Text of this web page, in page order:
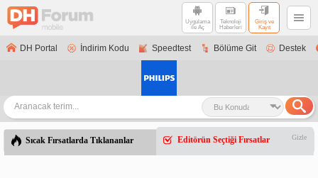
Uygulama
ile Aç
Teknoloji
Haberleri
Giriş ve
Kayıt
DH Portal İndirim Kodu Speedtest Bölüme Git Destek
Sıcak Fırsatlarda Tıklananlar Editörün Seçtiği Fırsatlar Gizle